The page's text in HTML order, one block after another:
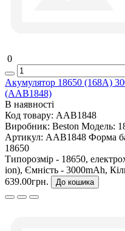
0
Акумулятор 18650 (168A)
(AAB1848)
В наявності
Код товару: AAB1848
Виробник: Beston Модель:
Артикул: AAB1848 Форма
18650
Типорозмір - 18650,
ion), Ємність - 3000mAh,
639.00грн.
До кошика